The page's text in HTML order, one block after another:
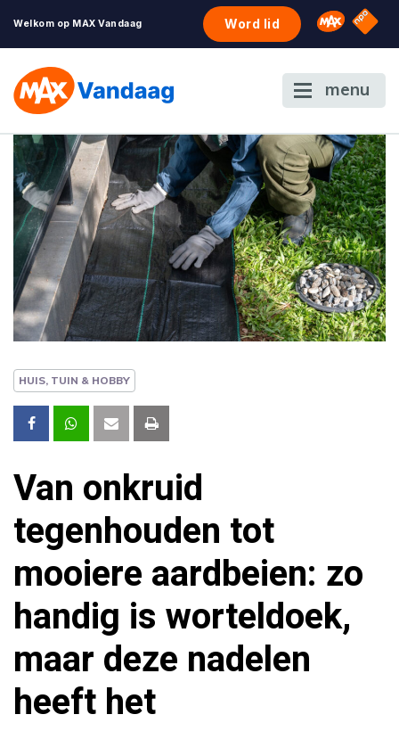
Welkom op MAX Vandaag Word lid Omroep
NPO
menu
HUIS, TUIN & HOBBY
Van onkruid
tegenhouden tot
mooiere aardbeien: zo
handig is worteldoek,
maar deze nadelen
heeft het